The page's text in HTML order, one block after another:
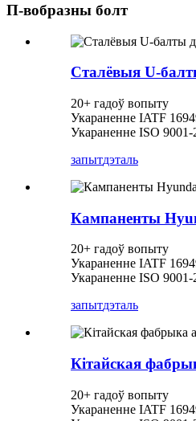
П-вобразны болт
Сталёвыя U-
20+ гадоў вопыту
Укараненне IATF
Укараненне ISO 9001-
запытдэталь
Кампаненты
20+ гадоў вопыту
Укараненне IATF
Укараненне ISO 9001-
запытдэталь
Кітайская
20+ гадоў вопыту
Укараненне IATF